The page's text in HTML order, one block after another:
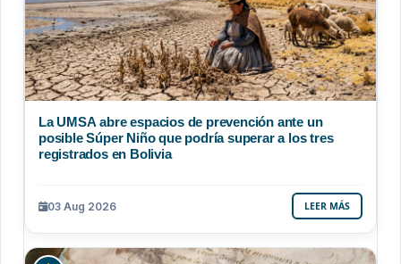
La UMSA abre espacios de prevención ante un
posible Súper Niño que podría superar a los tres
registrados en Bolivia
03 Aug 2026 LEER MÁS